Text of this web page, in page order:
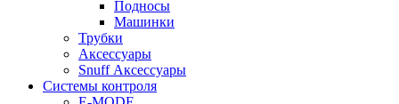
Подносы
Машинки
Трубки
Аксессуары
Snuff Аксессуары
Системы контроля